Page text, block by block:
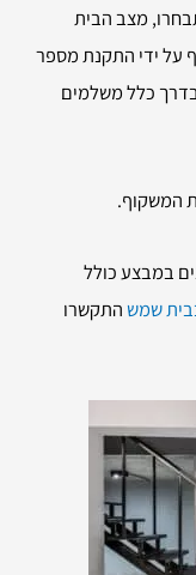
מצב הבית
על ידי התקנת מספר
כלל משלמים
המשקוף.
במבצע כולל
שמשהתקשרו